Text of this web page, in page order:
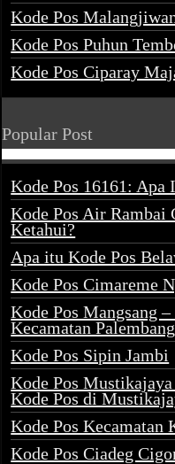
Kode Pos
Kode Pos Puhun
Kode Pos Ciparay
Popular Post
Kode Pos 16161: Apa
Kode Pos Air Rambai
Ketahui?
Apa itu Kode Pos
Kode Pos Cimareme
Kode Pos Mangsang
Kecamatan Palembang
Kode Pos Sipin Jambi
Kode Pos
Kode Pos di
Kode Pos Kecamatan
Kode Pos Ciadeg